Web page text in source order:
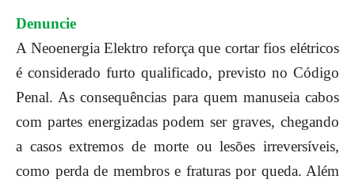
Denuncie
A Neoenergia Elektro reforça que cortar fios elétricos
é considerado furto qualificado, previsto no Código
Penal. As consequências para quem manuseia cabos
com partes energizadas podem ser graves, chegando
a casos extremos de morte ou lesões irreversíveis,
como perda de membros e fraturas por queda. Além